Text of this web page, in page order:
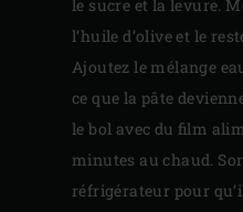
le sucre et la levure.
l’huile d’olive et le
Ajoutez le mélange
ce que la pâte
le bol avec du film
minutes au chaud.
réfrigérateur pour